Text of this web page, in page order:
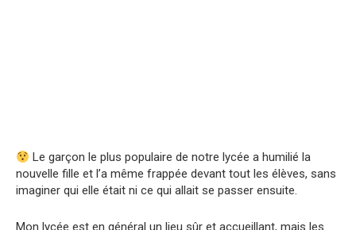
Le garçon le plus populaire de notre lycée a humilié la
nouvelle fille et l’a même frappée devant tout les élèves, sans
imaginer qui elle était ni ce qui allait se passer ensuite.